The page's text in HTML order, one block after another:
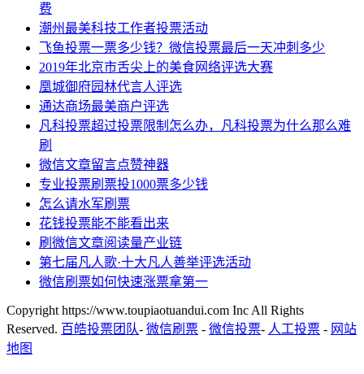
费
潮州最美科技工作者投票活动
飞鱼投票一票多少钱？微信投票最后一天冲刺多少
2019年北京市舌尖上的美食网络评选大赛
凰城御府园林代言人评选
通达商场最美商户评选
凡科投票超过投票限制怎么办，凡科投票为什么那么难
刷
微信文章留言点赞神器
专业投票刷票投1000票多少钱
怎么请水军刷票
花钱投票能不能看出来
刷微信文章阅读量产业链
第七届凡人歌·十大凡人善举评选活动
微信刷票如何快速涨票拿第一
Copyright https://www.toupiaotuandui.com Inc All Rights
Reserved. 百皓投票团队- 微信刷票 - 微信投票- 人工投票 - 网站
地图